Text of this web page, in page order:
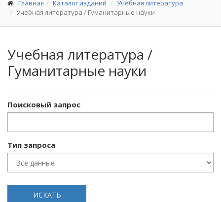
Главная Каталог изданий
Учебная литература
Учебная литература / Гуманитарные науки
Учебная литература /
Гуманитарные науки
Поисковый запрос
Тип запроса
ИСКАТЬ